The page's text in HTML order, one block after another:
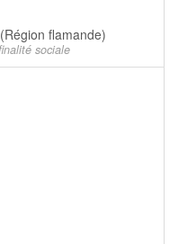
flamande)
sociale